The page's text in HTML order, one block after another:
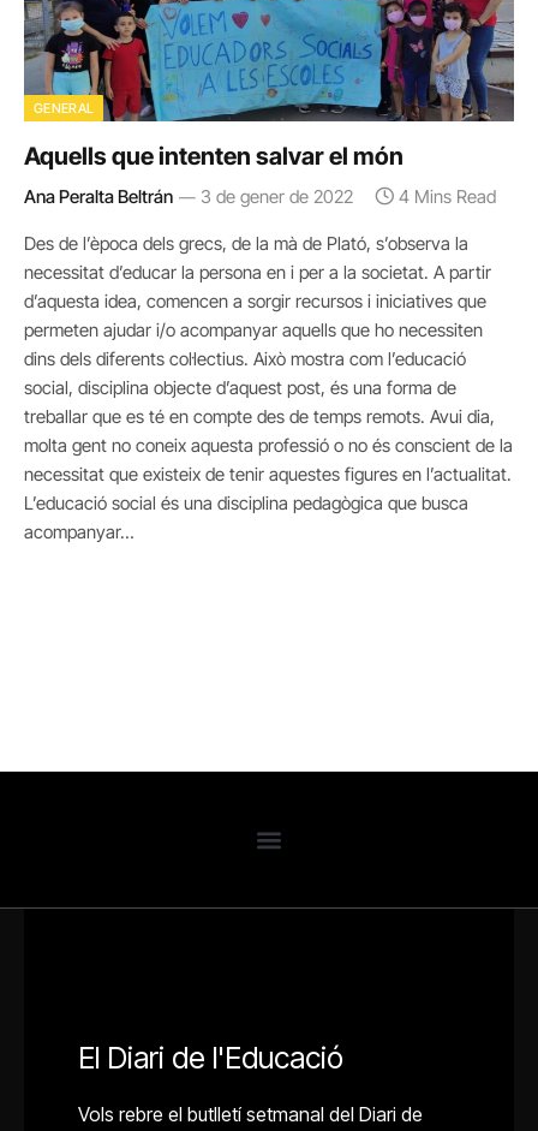
GENERAL
Aquells que intenten salvar el món
Ana Peralta Beltrán 3 de gener de 2022 4 Mins Read
Des de l’època dels grecs, de la mà de Plató, s’observa la
necessitat d’educar la persona en i per a la societat. A partir
d’aquesta idea, comencen a sorgir recursos i iniciatives que
permeten ajudar i/o acompanyar aquells que ho necessiten
dins dels diferents col·lectius. Això mostra com l’educació
social, disciplina objecte d’aquest post, és una forma de
treballar que es té en compte des de temps remots. Avui dia,
molta gent no coneix aquesta professió o no és conscient de la
necessitat que existeix de tenir aquestes figures en l’actualitat.
L’educació social és una disciplina pedagògica que busca
acompanyar…